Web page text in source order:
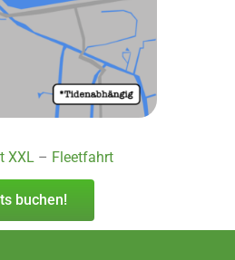
XXL – Fleetfahrt
buchen!